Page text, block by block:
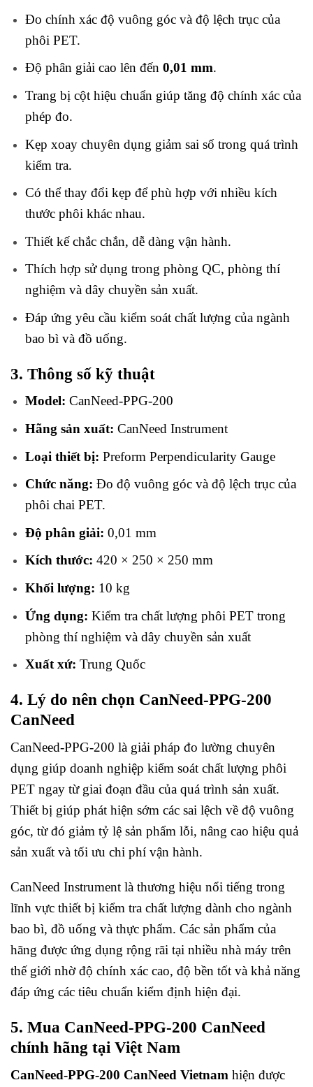
Đo chính xác độ vuông góc và độ lệch trục của
phôi PET.
Độ phân giải cao lên đến 0,01 mm.
Trang bị cột hiệu chuẩn giúp tăng độ chính xác của
phép đo.
Kẹp xoay chuyên dụng giảm sai số trong quá trình
kiểm tra.
Có thể thay đổi kẹp để phù hợp với nhiều kích
thước phôi khác nhau.
Thiết kế chắc chắn, dễ dàng vận hành.
Thích hợp sử dụng trong phòng QC, phòng thí
nghiệm và dây chuyền sản xuất.
Đáp ứng yêu cầu kiểm soát chất lượng của ngành
bao bì và đồ uống.
3. Thông số kỹ thuật
Model: CanNeed-PPG-200
Hãng sản xuất: CanNeed Instrument
Loại thiết bị: Preform Perpendicularity Gauge
Chức năng: Đo độ vuông góc và độ lệch trục của
phôi chai PET.
Độ phân giải: 0,01 mm
Kích thước: 420 × 250 × 250 mm
Khối lượng: 10 kg
Ứng dụng: Kiểm tra chất lượng phôi PET trong
phòng thí nghiệm và dây chuyền sản xuất
Xuất xứ: Trung Quốc
4. Lý do nên chọn CanNeed-PPG-200
CanNeed
CanNeed-PPG-200 là giải pháp đo lường chuyên
dụng giúp doanh nghiệp kiểm soát chất lượng phôi
PET ngay từ giai đoạn đầu của quá trình sản xuất.
Thiết bị giúp phát hiện sớm các sai lệch về độ vuông
góc, từ đó giảm tỷ lệ sản phẩm lỗi, nâng cao hiệu quả
sản xuất và tối ưu chi phí vận hành.
CanNeed Instrument là thương hiệu nổi tiếng trong
lĩnh vực thiết bị kiểm tra chất lượng dành cho ngành
bao bì, đồ uống và thực phẩm. Các sản phẩm của
hãng được ứng dụng rộng rãi tại nhiều nhà máy trên
thế giới nhờ độ chính xác cao, độ bền tốt và khả năng
đáp ứng các tiêu chuẩn kiểm định hiện đại.
5. Mua CanNeed-PPG-200 CanNeed
chính hãng tại Việt Nam
CanNeed-PPG-200 CanNeed Vietnam hiện được